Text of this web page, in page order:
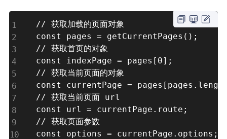
// 获取加载的页面对象
const pages = getCurrentPages();
// 获取首页的对象
const indexPage = pages[0];
// 获取当前页面的对象
const currentPage =
// 获取当前页面 url
const url = currentPage.route;
// 获取页面参数
const options = currentPage.options;